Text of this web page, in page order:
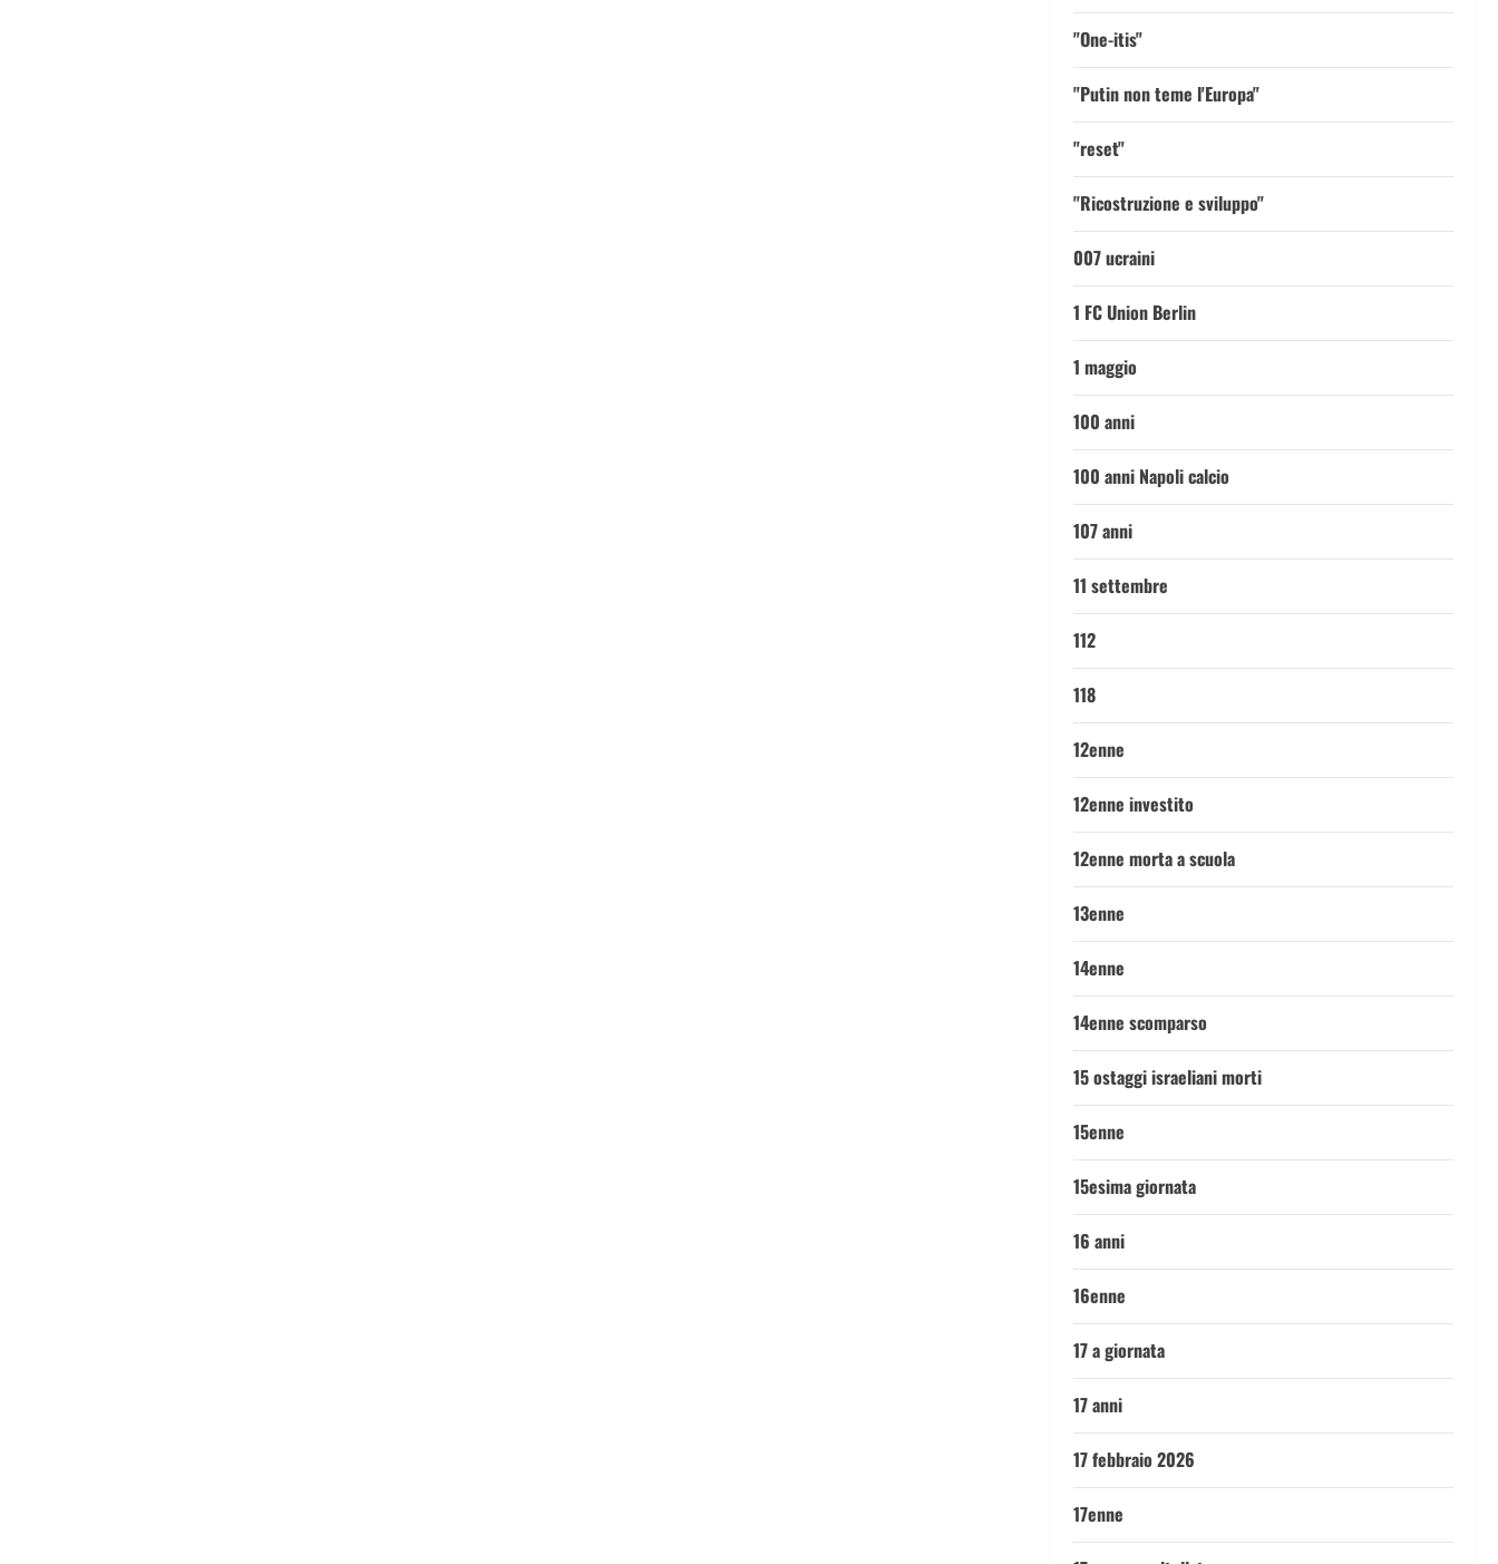
"One-itis"
"Putin non teme l'Europa"
"reset"
"Ricostruzione e sviluppo"
007 ucraini
1 FC Union Berlin
1 maggio
100 anni
100 anni Napoli calcio
107 anni
11 settembre
112
118
12enne
12enne investito
12enne morta a scuola
13enne
14enne
14enne scomparso
15 ostaggi israeliani morti
15enne
15esima giornata
16 anni
16enne
17 a giornata
17 anni
17 febbraio 2026
17enne